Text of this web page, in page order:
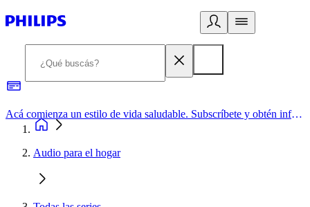
Acá comienza un estilo de vida saludable. Subscríbete y obtén información de primera mano
Audio para el hogar